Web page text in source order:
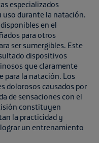
especializados
uso durante la natación.
en el
para otros
ser sumergibles. Este
dispositivos
que claramente
para la natación. Los
dolorosos causados por
de sensaciones con el
constituyen
la practicidad y
un entrenamiento